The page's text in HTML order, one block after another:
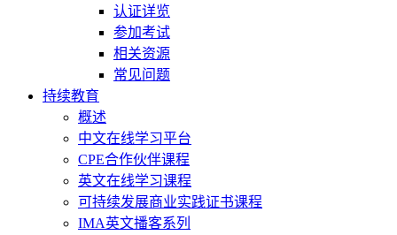
认证详览
参加考试
相关资源
常见问题
持续教育
概述
中文在线学习平台
CPE合作伙伴课程
英文在线学习课程
可持续发展商业实践证书课程
IMA英文播客系列